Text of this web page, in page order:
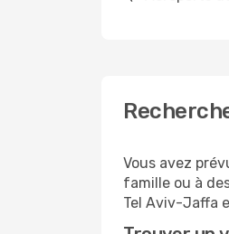
Vous avez
famille ou à
Tel Aviv-Jaffa